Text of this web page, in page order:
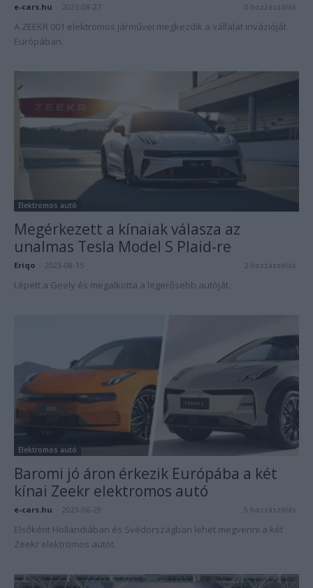
e-cars.hu 2023-08-27 0 hozzászólás
A ZEEKR 001 elektromos járművei megkezdik a vállalat invázióját
Európában.
Elektromos autó
Megérkezett a kínaiak válasza az
unalmas Tesla Model S Plaid-re
Eriqo 2023-08-15 2 hozzászólás
Lépett a Geely és megalkotta a legerősebb autóját.
Elektromos autó
Baromi jó áron érkezik Európába a két
kínai Zeekr elektromos autó
e-cars.hu 2023-06-29 5 hozzászólás
Elsőként Hollandiában és Svédországban lehet megvenni a két
Zeekr elektromos autót.